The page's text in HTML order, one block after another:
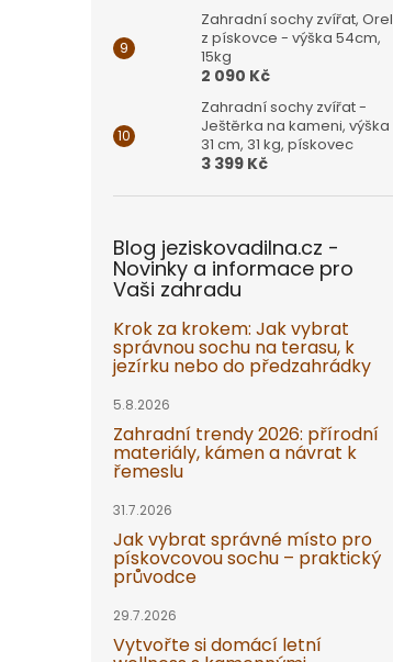
Zahradní sochy zvířat, Orel
z pískovce - výška 54cm,
15kg
2 090 Kč
Zahradní sochy zvířat -
Ještěrka na kameni, výška
31 cm, 31 kg, pískovec
3 399 Kč
Blog jeziskovadilna.cz -
Novinky a informace pro
Vaši zahradu
Krok za krokem: Jak vybrat
správnou sochu na terasu, k
jezírku nebo do předzahrádky
5.8.2026
Zahradní trendy 2026: přírodní
materiály, kámen a návrat k
řemeslu
31.7.2026
Jak vybrat správné místo pro
pískovcovou sochu – praktický
průvodce
29.7.2026
Vytvořte si domácí letní